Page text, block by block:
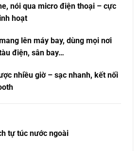
nói qua micro điện thoại – cực
hoạt
lên máy bay, dùng mọi nơi
điện, sân bay…
nhiều giờ – sạc nhanh, kết nối
tự túc nước ngoài